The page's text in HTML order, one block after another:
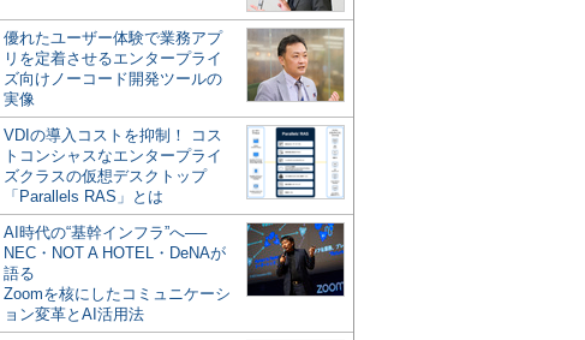
優れたユーザー体験で業務アプ
リを定着させるエンタープライ
ズ向けノーコード開発ツールの
実像
VDIの導入コストを抑制！ コス
トコンシャスなエンタープライ
ズクラスの仮想デスクトップ
「Parallels RAS」とは
AI時代の“基幹インフラ”へ──
NEC・NOT A HOTEL・DeNAが
語る
Zoomを核にしたコミュニケーシ
ョン変革とAI活用法